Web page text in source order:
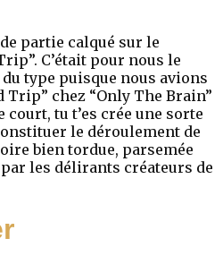
partie calqué sur le
C’était pour nous le
type puisque nous avions
Trip” chez “Only The Brain”
court, tu t’es crée une sorte
le déroulement de
bien tordue, parsemée
les délirants créateurs de